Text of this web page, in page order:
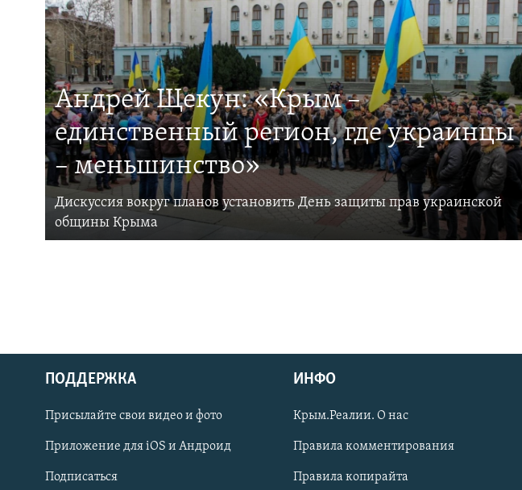
Українською
Qırımtatar
ПРИСОЕДИНЯЙТЕСЬ!
Андрей Щекун: «Крым –
единственный регион, где украинцы
– меньшинство»
Дискуссия вокруг планов установить День защиты прав украинской
общины Крыма
ПОДДЕРЖКА
Присылайте свои видео и фото
Приложение для iOS и Андроид
Подписаться
ИНФО
Крым.Реалии. О нас
Правила комментирования
Правила копирайта